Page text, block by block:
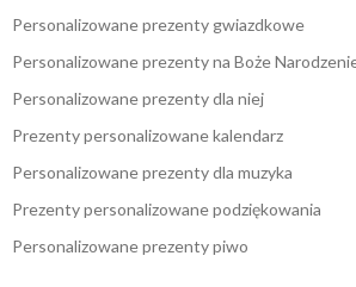
Personalizowane prezenty gwiazdkowe
Personalizowane prezenty na Boże
Personalizowane prezenty dla niej
Prezenty personalizowane kalendarz
Personalizowane prezenty dla muzyka
Prezenty personalizowane podziękowania
Personalizowane prezenty piwo